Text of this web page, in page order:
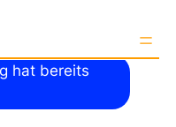
hat bereits